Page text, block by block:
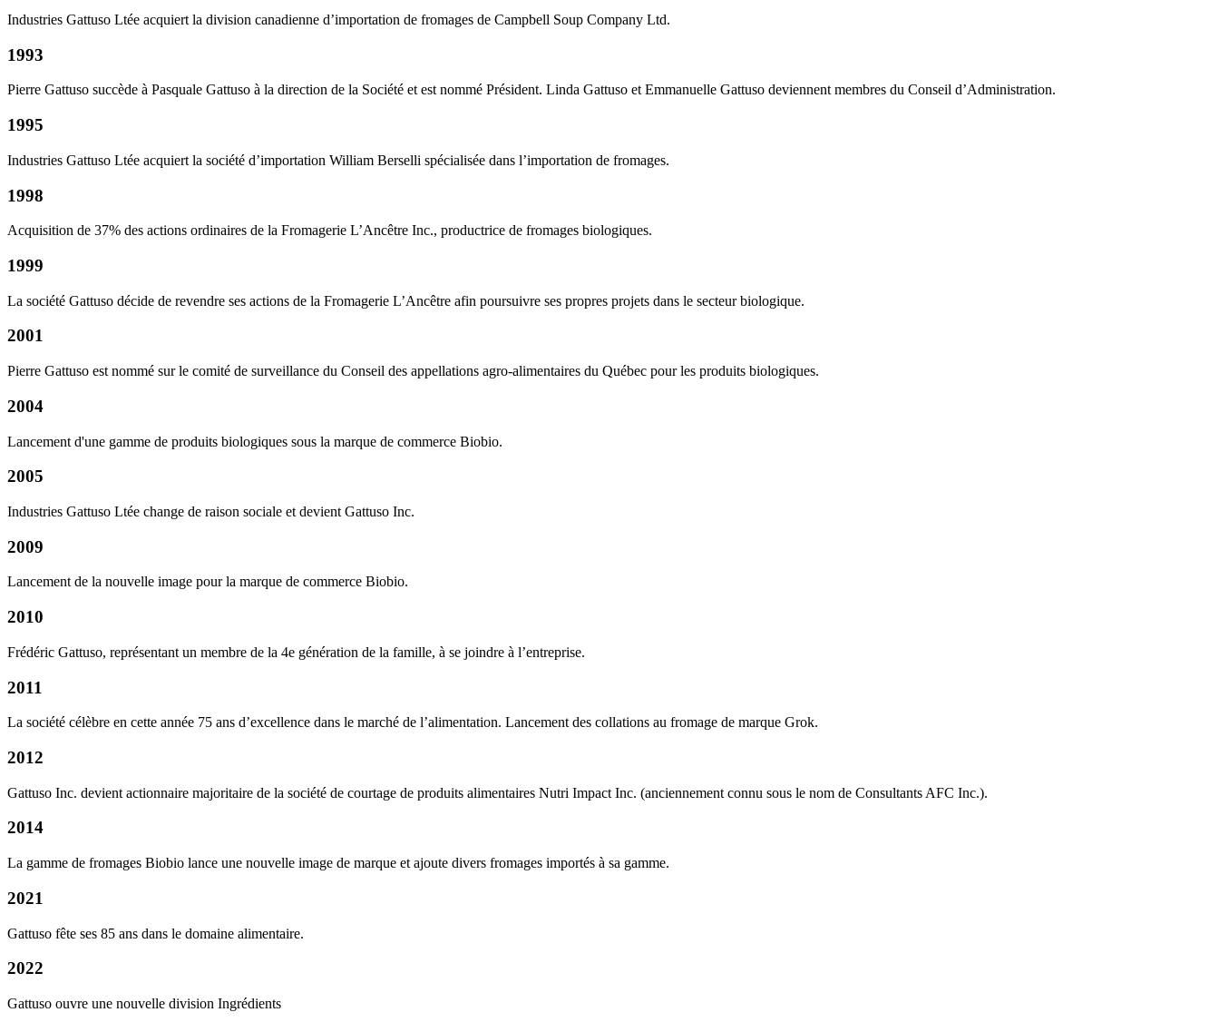
Industries Gattuso Ltée acquiert la division canadienne d’importation de fromages de Campbell Soup Company Ltd.
1993
Pierre Gattuso succède à Pasquale Gattuso à la direction de la Société et est nommé Président. Linda Gattuso et Emmanuelle Gattuso deviennent membres du Conseil d’Administration.
1995
Industries Gattuso Ltée acquiert la société d’importation William Berselli spécialisée dans l’importation de fromages.
1998
Acquisition de 37% des actions ordinaires de la Fromagerie L’Ancêtre Inc., productrice de fromages biologiques.
1999
La société Gattuso décide de revendre ses actions de la Fromagerie L’Ancêtre afin poursuivre ses propres projets dans le secteur biologique.
2001
Pierre Gattuso est nommé sur le comité de surveillance du Conseil des appellations agro-alimentaires du Québec pour les produits biologiques.
2004
Lancement d'une gamme de produits biologiques sous la marque de commerce Biobio.
2005
Industries Gattuso Ltée change de raison sociale et devient Gattuso Inc.
2009
Lancement de la nouvelle image pour la marque de commerce Biobio.
2010
Frédéric Gattuso, représentant un membre de la 4e génération de la famille, à se joindre à l’entreprise.
2011
La société célèbre en cette année 75 ans d’excellence dans le marché de l’alimentation. Lancement des collations au fromage de marque Grok.
2012
Gattuso Inc. devient actionnaire majoritaire de la société de courtage de produits alimentaires Nutri Impact Inc. (anciennement connu sous le nom de Consultants AFC Inc.).
2014
La gamme de fromages Biobio lance une nouvelle image de marque et ajoute divers fromages importés à sa gamme.
2021
Gattuso fête ses 85 ans dans le domaine alimentaire.
2022
Gattuso ouvre une nouvelle division Ingrédients